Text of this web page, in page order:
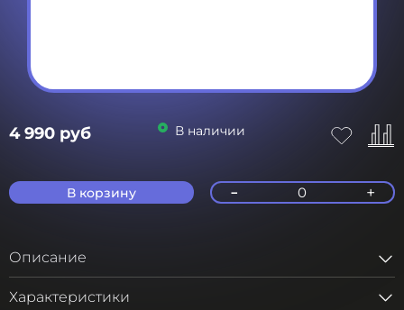
4 990 руб В наличии
В корзину - 0 +
Описание
Характеристики